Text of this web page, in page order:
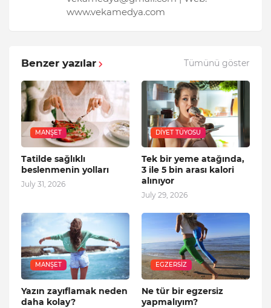
www.vekamedya.com
Benzer yazılar Tümünü göster
MANŞET
Tatilde sağlıklı
beslenmenin yolları
July 31, 2026
DIYET TÜYOSU
Tek bir yeme atağında,
3 ile 5 bin arası kalori
alınıyor
July 29, 2026
MANŞET
Yazın zayıflamak neden
daha kolay?
EGZERSIZ
Ne tür bir egzersiz
yapmalıyım?